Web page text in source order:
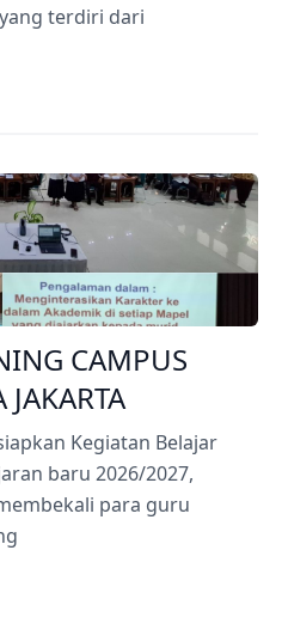
terdiri dari
CAMPUS
JAKARTA
Kegiatan Belajar
baru 2026/2027,
para guru